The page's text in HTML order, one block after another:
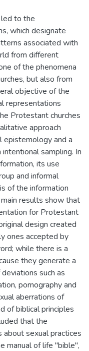
led to the
which designate
associated with
from different
of the phenomena
but also from
objective of the
representations
Protestant churches
approach
epistemology and a
sampling. In
its use
and informal
of the information
results show that
for Protestant
design created
ones accepted by
while there is a
they generate a
such as
pornography and
aberrations of
of biblical principles
that the
sexual practices
manual of life "bible",